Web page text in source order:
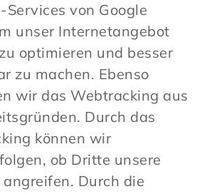
Services von Google
unser Internetangebot
optimieren und besser
zu machen. Ebenso
wir das Webtracking aus
Durch das
können wir
ob Dritte unsere
Durch die